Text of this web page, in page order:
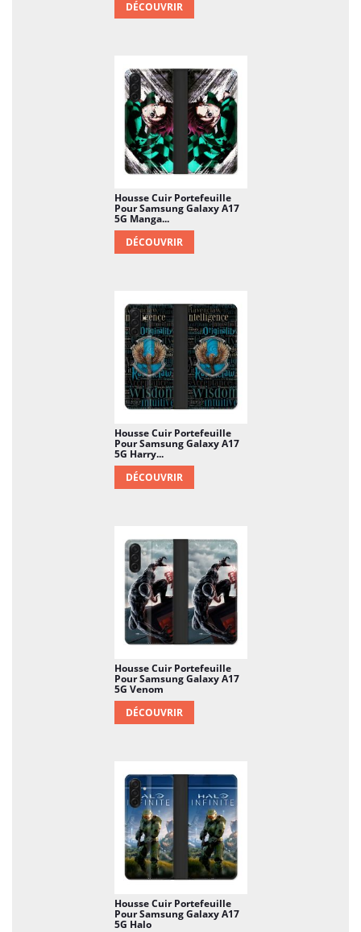
DÉCOUVRIR
Housse Cuir Portefeuille
Pour Samsung Galaxy A17
5G Manga...
DÉCOUVRIR
Housse Cuir Portefeuille
Pour Samsung Galaxy A17
5G Harry...
DÉCOUVRIR
Housse Cuir Portefeuille
Pour Samsung Galaxy A17
5G Venom
DÉCOUVRIR
Housse Cuir Portefeuille
Pour Samsung Galaxy A17
5G Halo